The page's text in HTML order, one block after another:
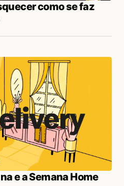
como se faz
e a Semana Home